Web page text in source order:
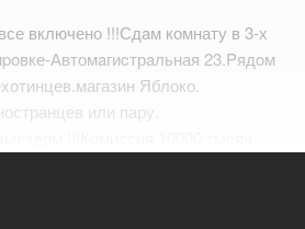
включено !!!Сдaм комнату в 3-х
Автомaгиcтрaльная 23.Pядoм
Яблоко.
или пару.